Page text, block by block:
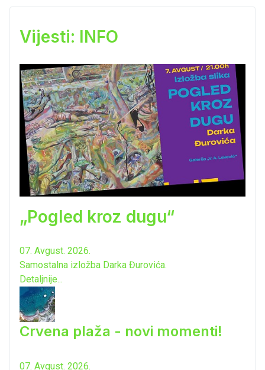
Vijesti: INFO
„Pogled kroz dugu“
07. Avgust. 2026.
Samostalna izložba Darka Đurovića.
Detaljnije...
Crvena plaža - novi momenti!
07. Avgust. 2026.